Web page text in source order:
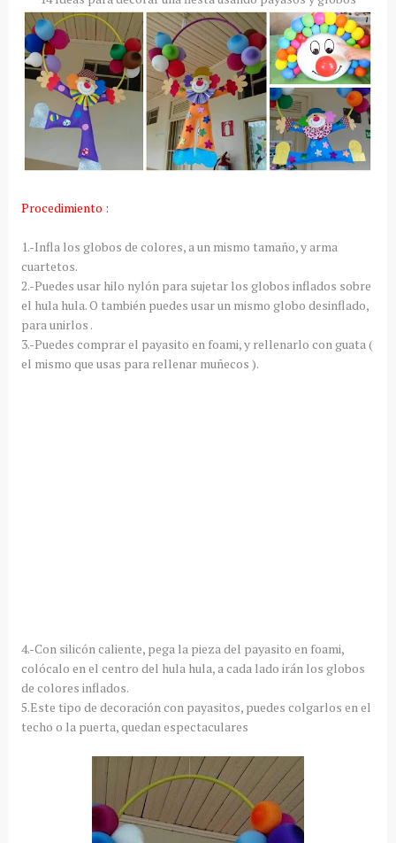
Procedimiento :
1.-Infla los globos de colores, a un mismo tamaño, y arma
cuartetos.
2.-Puedes usar hilo nylón para sujetar los globos inflados sobre
el hula hula. O también puedes usar un mismo globo desinflado,
para unirlos .
3.-Puedes comprar el payasito en foami, y rellenarlo con guata (
el mismo que usas para rellenar muñecos ).
4.-Con silicón caliente, pega la pieza del payasito en foami,
colócalo en el centro del hula hula, a cada lado irán los globos
de colores inflados.
5.Este tipo de decoración con payasitos, puedes colgarlos en el
techo o la puerta, quedan espectaculares